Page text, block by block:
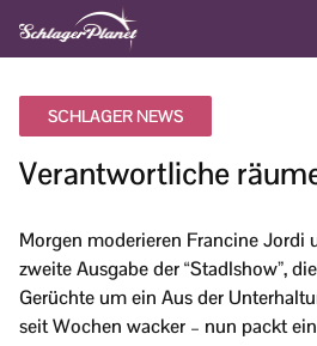
SCHLAGER NEWS
Verantwortliche
Morgen moderieren Francine Jordi
zweite Ausgabe der “Stadlshow”,
Gerüchte um ein Aus der
seit Wochen wacker – nun packt